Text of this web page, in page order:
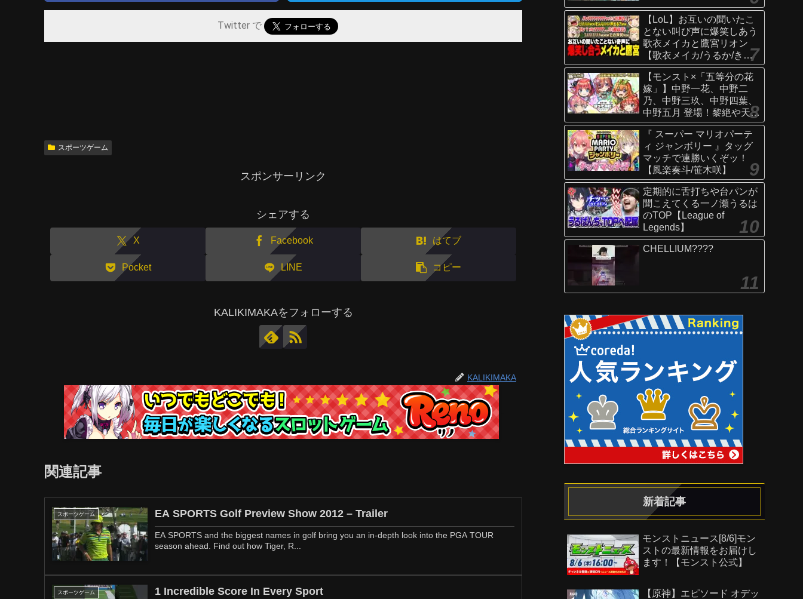
Twitter で
スポーツゲーム
スポンサーリンク
シェアする
X Facebook はてブ
Pocket LINE コピー
KALIKIMAKAをフォローする
KALIKIMAKA
関連記事
スポーツゲーム EA SPORTS Golf Preview Show 2012 – Trailer
EA SPORTS and the biggest names in golf bring you an in-depth look into the PGA TOUR
season ahead. Find out how Tiger, R...
スポーツゲーム 1 Incredible Score In Every Sport
【LoL】お互いの聞いたこ
とない叫び声に爆笑しあう
歌衣メイカと鷹宮リオン
【歌衣メイカ/うるか/きな
こ/ありさか/鷹宮リオン】
【モンスト×「五等分の花
嫁」】中野一花、中野二
乃、中野三玖、中野四葉、
中野五月 登場！黎絶や天魔
の孤城〜空中庭園〜などで
活躍！オリジナルSSにも注
目！【新キャラ使ってみた
｜モンスト公式】
『 スーパー マリオパーテ
ィ ジャンボリー 』タッグ
マッチで連勝いくぞッ！
【風楽奏斗/笹木咲】
定期的に舌打ちや台パンが
聞こえてくる一ノ瀬うるは
のTOP【League of
Legends】
CHELLIUM????
新着記事
モンストニュース[8/6]モン
ストの最新情報をお届けし
ます！【モンスト公式】
【原神】エピソード オデッ